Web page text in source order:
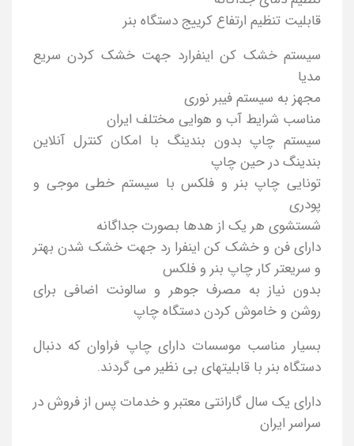
قابلیت تنظیم ارتفاع کرییج دستگاه بنر
سیستم خشک کن اینفرارد جهت خشک کردن سریع
مدیا
مجهز به سیستم فیبر نوری
مناسب شرایط آب و هوایی مختلف ایران
سیستم چاپ بدون بندینگ با امکان کنترل آنلاین
بندینگ در حین چاپ
تونایی چاپ بنر و فلکس با سیستم خطی موجی و
پودری
شستشوی هر یک از هدها بصورت جداگانه
دارای فن و خشک کن اینفرا رد جهت خشک شدن بهتر
و سریعتر کار چاپ بنر و فلکس
بدون نیاز به مصرف جوهر و سالونت اضافی برای
روشن و خاموش کردن دستگاه چاپ
بسیار مناسب موسسات دارای چاپ فراوان که دنبال
دستگاه بنر با قابلیتهای بی نظیر می گردند.
دارای یک سال گارانتی معتبر و خدمات پس از فروش در
سراسر ایران